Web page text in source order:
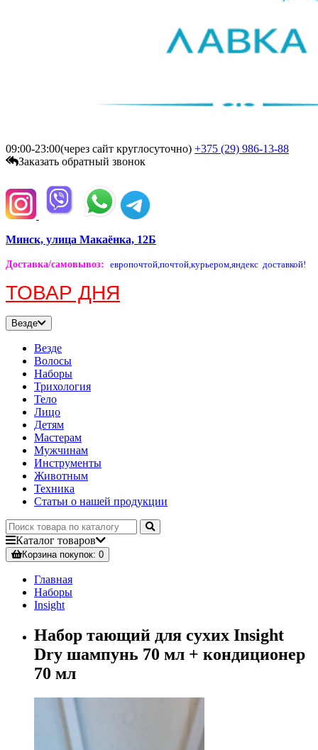
09:00-23:00(через сайт круглосуточно) +375 (29) 986-13-88
Заказать обратный звонок
Минск, улица Макаёнка, 12Б
Доставка/самовывоз: европочтой,почтой,курьером,яндекс доставкой!
ТОВАР ДНЯ
Везде
Везде
Волосы
Наборы
Трихология
Тело
Лицо
Детям
Мастерам
Мужчинам
Инструменты
Животным
Техника
Статьи о нашей продукции
Каталог товаров
Корзинапокупок: 0
Главная
Наборы
Insight
Набор тающий для сухих Insight
Dry шампунь 70 мл + кондиционер
70 мл